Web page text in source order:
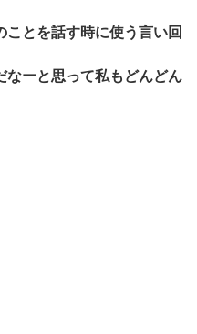
とを話す時に使う言い回
なーと思って私もどんどん